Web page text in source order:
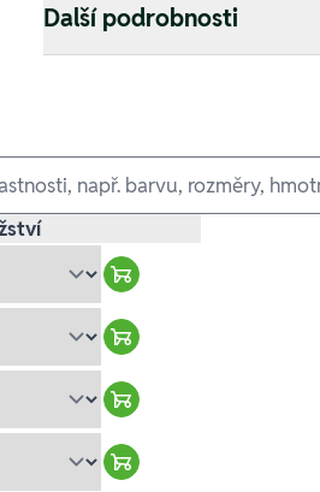
Další podrobnosti
Warenkorb hinzufügen
Warenkorb hinzufügen
Warenkorb hinzufügen
Warenkorb hinzufügen